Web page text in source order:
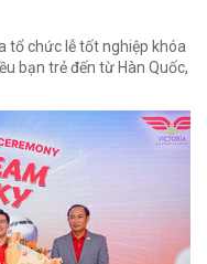
tổ chức lễ tốt nghiệp khóa
bạn trẻ đến từ Hàn Quốc,